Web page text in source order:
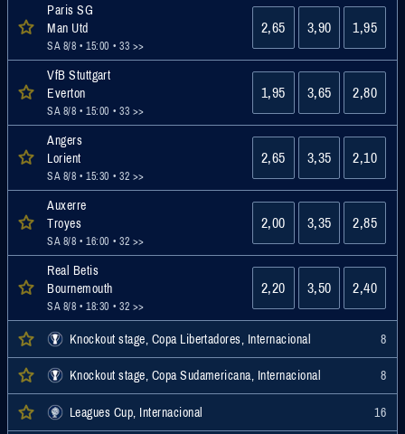
Paris SG
Man Utd
SA 8/8 • 15:00 • 33 >>
2,65 3,90 1,95
VfB Stuttgart
Everton
SA 8/8 • 15:00 • 33 >>
1,95 3,65 2,80
Angers
Lorient
SA 8/8 • 15:30 • 32 >>
2,65 3,35 2,10
Auxerre
Troyes
SA 8/8 • 16:00 • 32 >>
2,00 3,35 2,85
Real Betis
Bournemouth
SA 8/8 • 18:30 • 32 >>
2,20 3,50 2,40
Knockout stage, Copa Libertadores, Internacional 8
Knockout stage, Copa Sudamericana, Internacional 8
Leagues Cup, Internacional 16